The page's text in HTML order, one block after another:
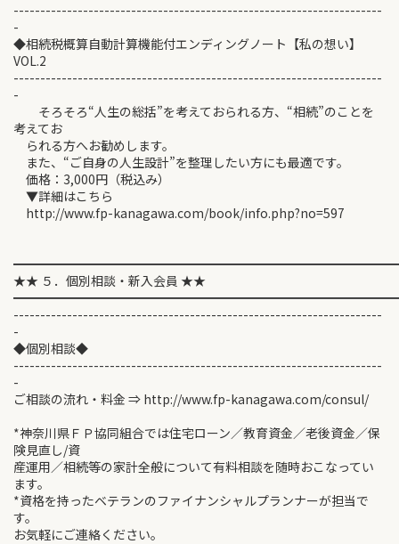
---------------------------------------------------------------------
-
◆相続税概算自動計算機能付エンディングノート【私の想い】
VOL.2
---------------------------------------------------------------------
-
そろそろ“人生の総括”を考えておられる方、“相続”のことを
考えてお
られる方へお勧めします。
また、“ご自身の人生設計”を整理したい方にも最適です。
価格：3,000円（税込み）
▼詳細はこちら
http://www.fp-kanagawa.com/book/info.php?no=597
★★ ５．個別相談・新入会員 ★★
---------------------------------------------------------------------
-
◆個別相談◆
---------------------------------------------------------------------
-
ご相談の流れ・料金 ⇒ http://www.fp-kanagawa.com/consul/
*神奈川県ＦＰ協同組合では住宅ローン／教育資金／老後資金／保
険見直し/資
産運用／相続等の家計全般について有料相談を随時おこなってい
ます。
*資格を持ったベテランのファイナンシャルプランナーが担当で
す。
お気軽にご連絡ください。